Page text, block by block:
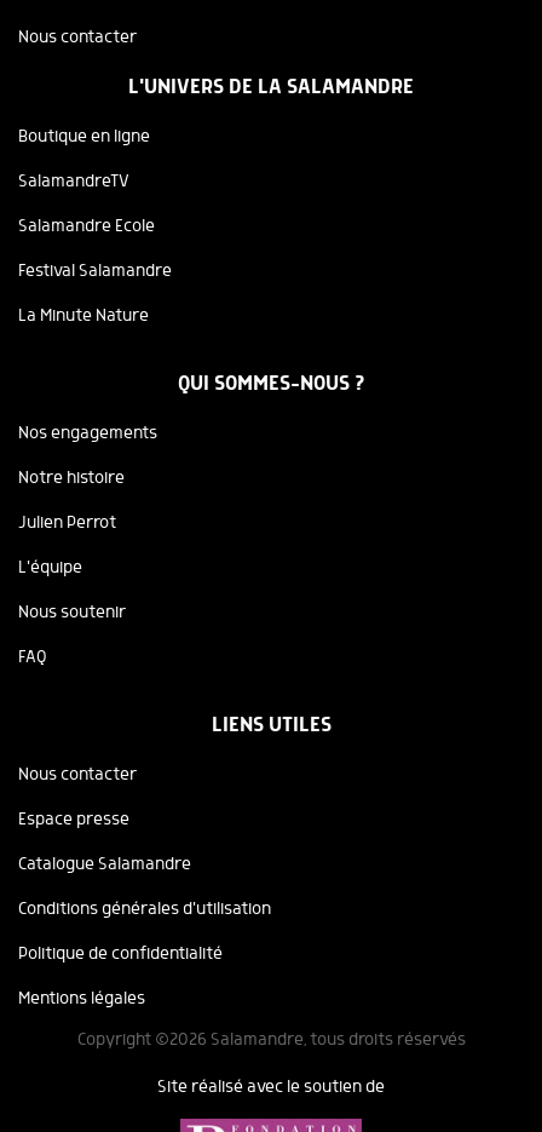
Nous contacter
L'UNIVERS DE LA SALAMANDRE
Boutique en ligne
SalamandreTV
Salamandre Ecole
Festival Salamandre
La Minute Nature
QUI SOMMES-NOUS ?
Nos engagements
Notre histoire
Julien Perrot
L'équipe
Nous soutenir
FAQ
LIENS UTILES
Nous contacter
Espace presse
Catalogue Salamandre
Conditions générales d'utilisation
Politique de confidentialité
Mentions légales
Copyright ©2026 Salamandre, tous droits réservés
Site réalisé avec le soutien de